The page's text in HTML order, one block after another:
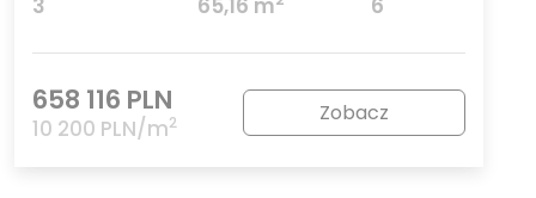
658 116 PLN
10 200 PLN/m2 Zobacz